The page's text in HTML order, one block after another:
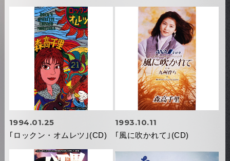
1994.01.25
｢ロックン・オムレツ｣(CD)
1993.10.11
｢風に吹かれて｣(CD)